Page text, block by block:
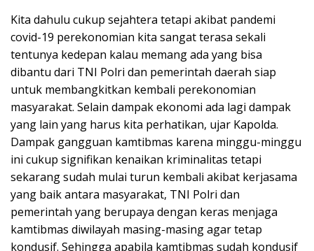
Kita dahulu cukup sejahtera tetapi akibat pandemi
covid-19 perekonomian kita sangat terasa sekali
tentunya kedepan kalau memang ada yang bisa
dibantu dari TNI Polri dan pemerintah daerah siap
untuk membangkitkan kembali perekonomian
masyarakat. Selain dampak ekonomi ada lagi dampak
yang lain yang harus kita perhatikan, ujar Kapolda.
Dampak gangguan kamtibmas karena minggu-minggu
ini cukup signifikan kenaikan kriminalitas tetapi
sekarang sudah mulai turun kembali akibat kerjasama
yang baik antara masyarakat, TNI Polri dan
pemerintah yang berupaya dengan keras menjaga
kamtibmas diwilayah masing-masing agar tetap
kondusif. Sehingga apabila kamtibmas sudah kondusif